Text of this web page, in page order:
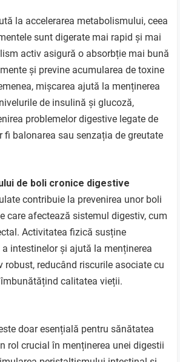
la accelerarea metabolismului, ceea
sunt digerate mai rapid și mai
activ asigură o absorbție mai bună
și previne acumularea de toxine
mișcarea ajută la menținerea
de insulină și glucoză,
problemelor digestive legate de
fi balonarea sau senzația de greutate
de boli cronice digestive
contribuie la prevenirea unor boli
care afectează sistemul digestiv, cum
Activitatea fizică susține
intestinelor și ajută la menținerea
robust, reducând riscurile asociate cu
calitatea vieții.
doar esențială pentru sănătatea
rol crucial în menținerea unei digestii